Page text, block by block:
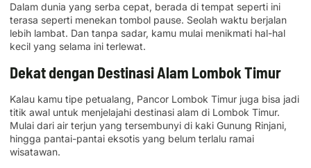
Dalam dunia yang serba cepat, berada di tempat seperti ini
terasa seperti menekan tombol pause. Seolah waktu berjalan
lebih lambat. Dan tanpa sadar, kamu mulai menikmati hal-hal
kecil yang selama ini terlewat.
Dekat dengan Destinasi Alam Lombok Timur
Kalau kamu tipe petualang, Pancor Lombok Timur juga bisa jadi
titik awal untuk menjelajahi destinasi alam di Lombok Timur.
Mulai dari air terjun yang tersembunyi di kaki Gunung Rinjani,
hingga pantai-pantai eksotis yang belum terlalu ramai
wisatawan.